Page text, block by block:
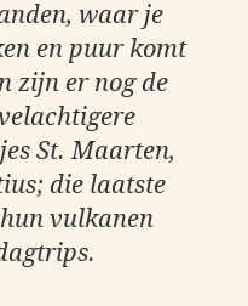
waar je
en puur komt
zijn er nog de
St. Maarten,
die laatste
vulkanen